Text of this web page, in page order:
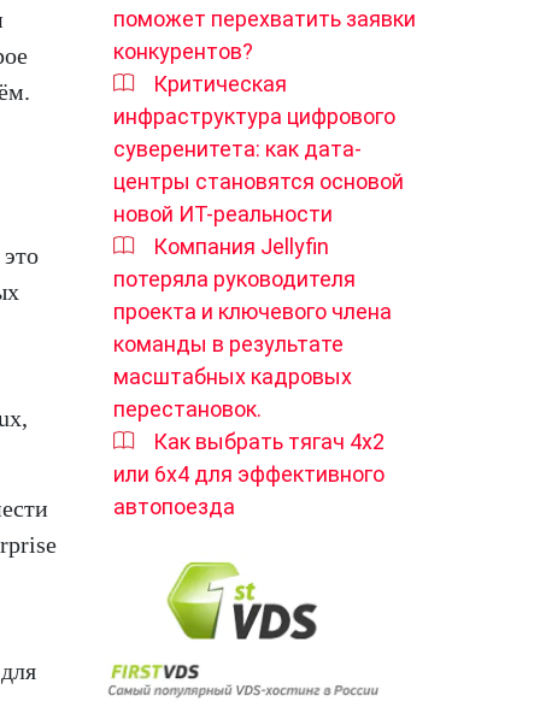
поможет перехватить заявки
конкурентов?
Критическая
инфраструктура цифрового
суверенитета: как дата-
центры становятся основой
новой ИТ-реальности
Компания Jellyfin
потеряла руководителя
проекта и ключевого члена
команды в результате
масштабных кадровых
перестановок.
Как выбрать тягач 4х2
или 6х4 для эффективного
автопоезда